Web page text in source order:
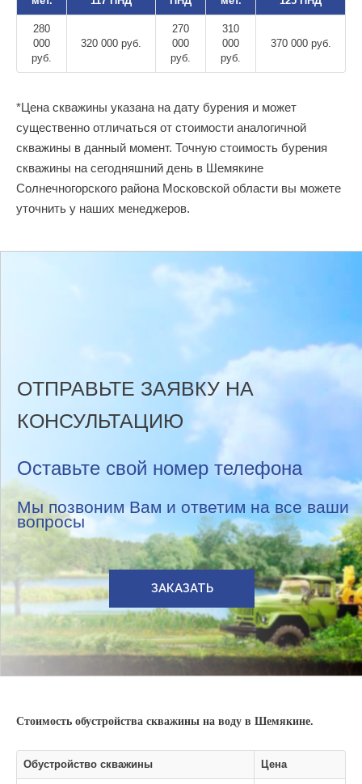
280
000
руб.
320 000 руб.
270
000
руб.
310
000
руб.
370 000 руб.
*Цена скважины указана на дату бурения и может
существенно отличаться от стоимости аналогичной
скважины в данный момент. Точную стоимость бурения
скважины на сегодняшний день в Шемякине
Солнечногорского района Московской области вы можете
уточнить у наших менеджеров.
ОТПРАВЬТЕ ЗАЯВКУ НА
КОНСУЛЬТАЦИЮ
Оставьте свой номер телефона
Мы позвоним Вам и ответим на все ваши
вопросы
ЗАКАЗАТЬ
Стоимость обустройства скважины на воду в Шемякине.
Обустройство скважины Цена